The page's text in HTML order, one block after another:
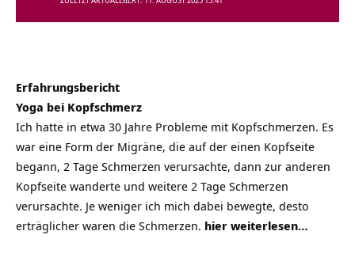
Erfahrungsbericht
Yoga bei Kopfschmerz
Ich hatte in etwa 30 Jahre Probleme mit Kopfschmerzen. Es
war eine Form der Migräne, die auf der einen Kopfseite
begann, 2 Tage Schmerzen verursachte, dann zur anderen
Kopfseite wanderte und weitere 2 Tage Schmerzen
verursachte. Je weniger ich mich dabei bewegte, desto
erträglicher waren die Schmerzen. hier weiterlesen…